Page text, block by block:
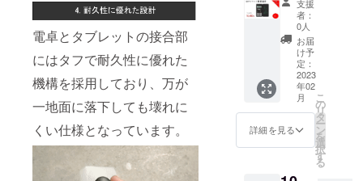
電卓とタブレットの接合部
にはタフで耐久性に優れた
機構を採用しており、万が
一地面に落下しても壊れに
くい仕様となっています。
様お願
い致し
ます。
2023年
03月頃
からオ
ンライ
プなど
にて一
規販売
価格が
販売予
定価格
より下
がる可
能性も
ござい
ます。
類似商
使用部
材の供
給状
況、製
造工程
上の都
合等に
より出
荷時期
が遅れ
マート
関数電
卓x 3
セット
・一般
販売予
定価
格：
16,440
円 ※リ
ターン
はすべ
支援
者：
0人
お届
け予
定：
2023
年02
月
詳細を見る
こ
の
リ
タ
ー
ン
を
選
択
す
る